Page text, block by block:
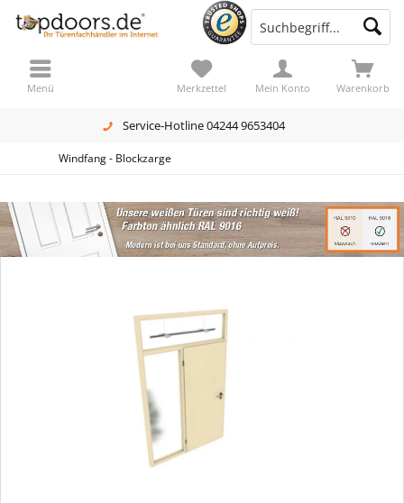
Service-Hotline 04244 9653404
Warenkorb
Merkzettel Mein Konto
Menü
Windfang - Blockzarge